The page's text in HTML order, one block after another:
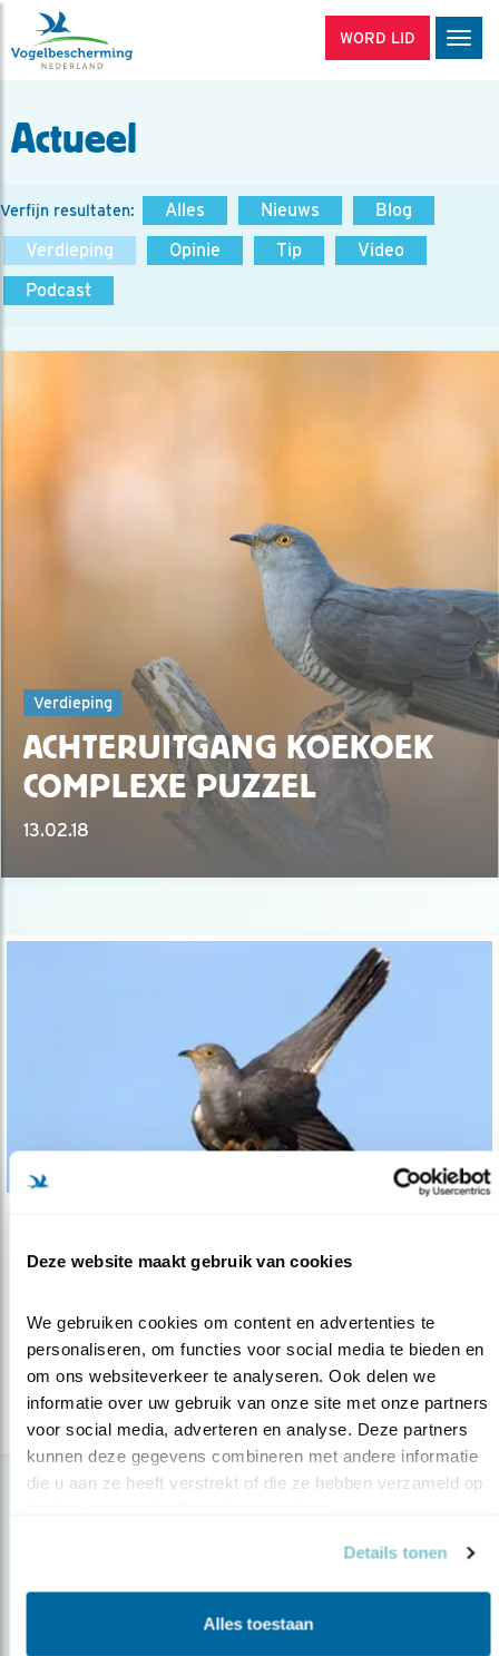
Deze website maakt gebruik van cookies
We gebruiken cookies om content en advertenties te
personaliseren, om functies voor social media te bieden en
om ons websiteverkeer te analyseren. Ook delen we
informatie over uw gebruik van onze site met onze partners
voor social media, adverteren en analyse. Deze partners
kunnen deze gegevens combineren met andere informatie
die u aan ze heeft verstrekt of die ze hebben verzameld op
Details tonen
Alles toestaan
WORD LID
Actueel
Verfijn resultaten: Alles Nieuws
Blog
Verdieping
Opinie Tip
Video
Podcast
Verdieping
ACHTERUITGANG KOEKOEK
COMPLEXE PUZZEL
13.02.18
Voorjaarstrek koekoeken Afrika begonnen
merken we dat bijvoorbeeld aan te..